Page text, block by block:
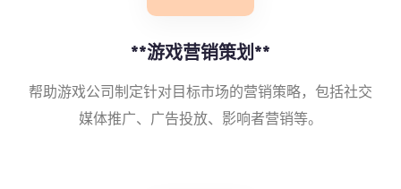
**游戏营销策划**
帮助游戏公司制定针对目标市场的营销策略，包括社交
媒体推广、广告投放、影响者营销等。